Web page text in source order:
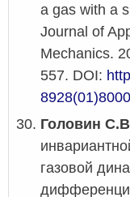
a gas with a
Journal of
Mechanics.
557. DOI:
Головин
газовой